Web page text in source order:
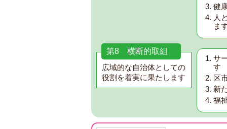
健
人
ま
第8 横断的取組
広域的な自治体としての
役割を着実に果たします
サ
す
区
新
福